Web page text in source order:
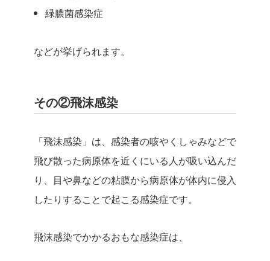
緑膿菌感染症
などが挙げられます。
その②飛沫感染
「飛沫感染」は、感染者の咳やくしゃみなどで
飛び散った病原体を近くにいる人が吸い込んだ
り、目や鼻などの粘膜から病原体が体内に侵入
したりすることで起こる感染症です。
飛沫感染でかかるおもな感染症は、